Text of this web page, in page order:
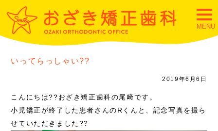
MENU
いってらっしゃい??
2019年6月6日
こんにちは??おざき矯正歯科の尾﨑です。
小児矯正が終了した患者さんのRくんと、記念写真を撮ら
せていただきました??